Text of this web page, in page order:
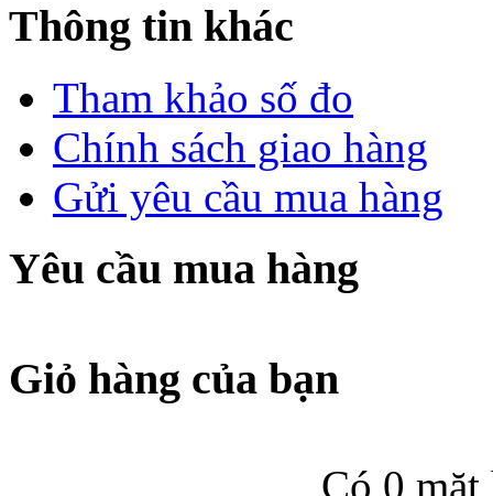
Thông tin khác
Tham khảo số đo
Chính sách giao hàng
Gửi yêu cầu mua hàng
Yêu cầu mua hàng
Giỏ hàng của bạn
Có 0